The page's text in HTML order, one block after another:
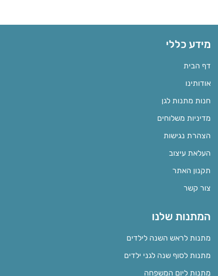
מידע כללי
דף הבית
אודותינו
חנות מתנות לגן
מדיניות משלוחים
הצהרת נגישות
העלאת עיצוב
תקנון האתר
צור קשר
המתנות שלנו
מתנות לראש השנה לילדים
מתנות לסוף שנה לגני ילדים
מתנות ליום המשפחה